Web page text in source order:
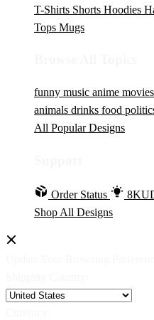
T-Shirts Shorts Hoodies
Tops Mugs
funny music anime movies
animals drinks food
All Popular Designs
Order Status
Shop All Designs